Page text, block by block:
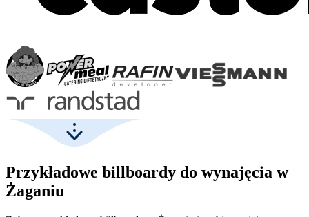
Przykładowe billboardy do wynajęcia w
Żaganiu